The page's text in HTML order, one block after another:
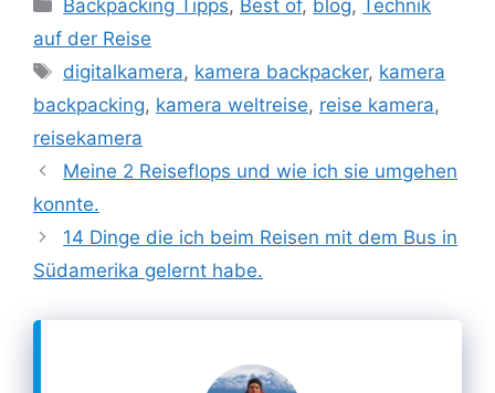
Backpacking Tipps, Best of, blog,
Technik
auf der Reise
Schlagwörter
digitalkamera, kamera backpacker, kamera
backpacking, kamera weltreise, reise kamera,
reisekamera
Meine 2 Reiseflops und wie ich sie umgehen
konnte.
14 Dinge die ich beim Reisen mit dem Bus in
Südamerika gelernt habe.